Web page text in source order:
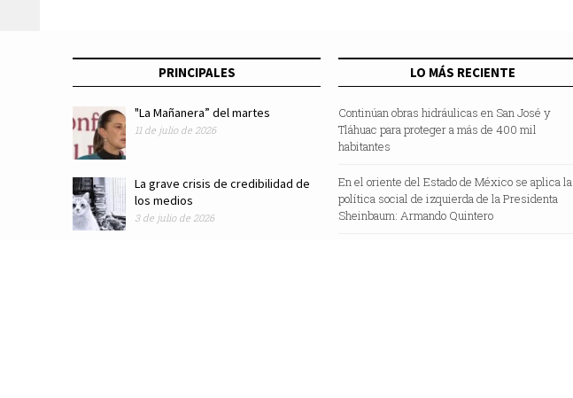
PRINCIPALES
"La Mañanera” del martes
11 de julio de 2026
La grave crisis de credibilidad de
los medios
3 de julio de 2026
LO MÁS RECIENTE
Continúan obras hidráulicas en San José y
Tláhuac para proteger a más de 400 mil
habitantes
En el oriente del Estado de México se aplica la
política social de izquierda de la Presidenta
Sheinbaum: Armando Quintero